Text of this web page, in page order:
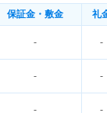
保証金・敷金 礼
- -
- -
- -